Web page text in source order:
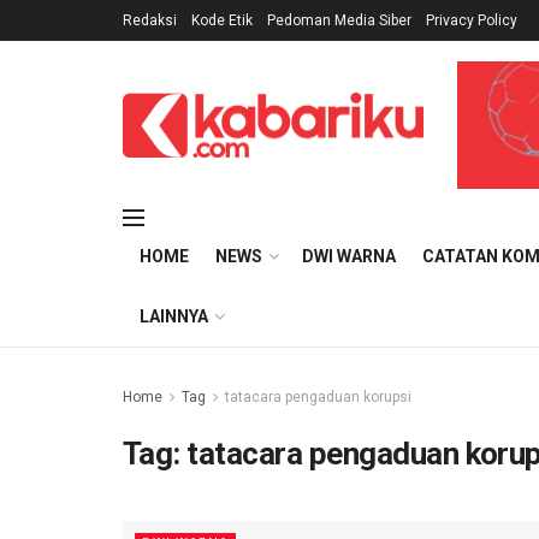
Redaksi Kode Etik Pedoman Media Siber Privacy Policy
HOME NEWS DWI WARNA CATATAN
LAINNYA
Home Tag tatacara pengaduan korupsi
Tag: tatacara pengaduan